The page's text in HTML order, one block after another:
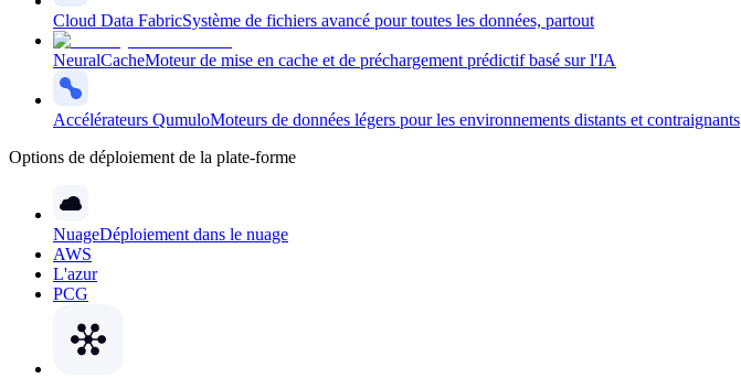
Cloud Data FabricSystème de fichiers avancé pour toutes les données, partout
NeuralCacheMoteur de mise en cache et de préchargement prédictif basé sur l'IA
Accélérateurs QumuloMoteurs de données légers pour les environnements distants et contraignants
Options de déploiement de la plate-forme
NuageDéploiement dans le nuage
AWS
L'azur
PCG